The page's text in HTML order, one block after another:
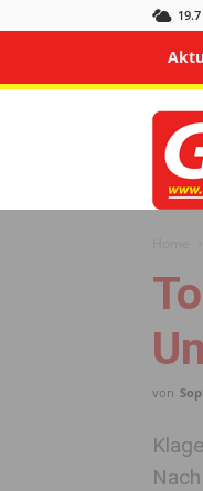
19.7
Gailtal
Journal
von